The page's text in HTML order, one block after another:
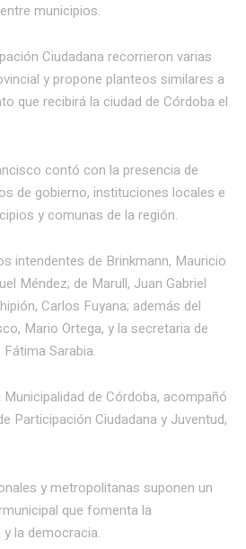
municipios.
Ciudadana recorrieron varias
y propone planteos similares a
que recibirá la ciudad de Córdoba el
contó con la presencia de
de gobierno, instituciones locales e
y comunas de la región.
intendentes de Brinkmann, Mauricio
Méndez; de Marull, Juan Gabriel
Carlos Fuyana; además del
Mario Ortega, y la secretaria de
Sarabia.
de Córdoba, acompañó
Participación Ciudadana y Juventud,
y metropolitanas suponen un
que fomenta la
la democracia.